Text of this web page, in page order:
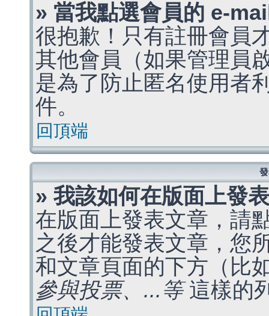
» 當我點選會員的 e-
很抱歉！只有註冊會員
其他會員（如果管理員
是為了防止匿名使用者
件。
回頂端
» 我該如何在版面上發
在版面上發表文章，請
之後才能發表文章，您
和文章頁面的下方（比
參與投票、...等這樣的